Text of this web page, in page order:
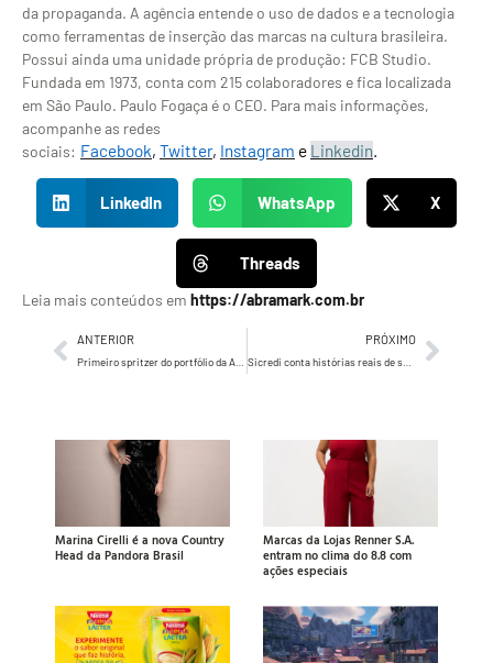
da propaganda. A agência entende o uso de dados e a tecnologia
como ferramentas de inserção das marcas na cultura brasileira.
Possui ainda uma unidade própria de produção: FCB Studio.
Fundada em 1973, conta com 215 colaboradores e fica localizada
em São Paulo. Paulo Fogaça é o CEO. Para mais informações,
acompanhe as redes
sociais: Facebook, Twitter, Instagram e Linkedin.
LinkedIn WhatsApp X
Threads
Leia mais conteúdos em https://abramark.com.br
ANTERIOR PRÓXIMO
Sicredi conta histórias reais de seus associados em nova campanha institucional
Marina Cirelli é a nova Country
Head da Pandora Brasil
Marcas da Lojas Renner S.A.
entram no clima do 8.8 com
ações especiais